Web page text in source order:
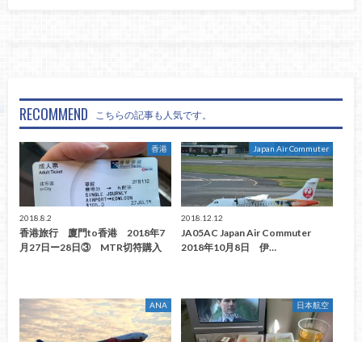
RECOMMEND こちらの記事も人気です。
香港
2018.8.2
香港旅行 廈門to香港 2018年7
月27日ー28日③ MTR切符購入
Japan Air Commuter
2018.12.12
JA05AC Japan Air Commuter
2018年10月8日 伊…
ANA 日本航空